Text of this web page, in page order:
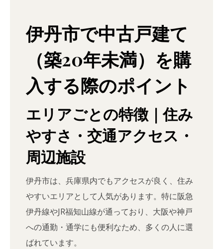
伊丹市で中古戸建て
（築20年未満）を購
入する際のポイント
エリアごとの特徴｜住み
やすさ・交通アクセス・
周辺施設
伊丹市は、兵庫県内でもアクセスが良く、住み
やすいエリアとして人気があります。特に阪急
伊丹線やJR福知山線が通っており、大阪や神戸
への通勤・通学にも便利なため、多くの人に選
ばれています。